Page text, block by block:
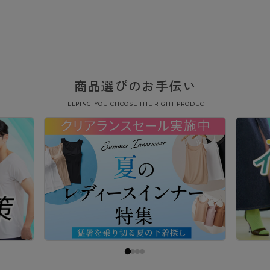
商品選びのお手伝い
HELPING YOU CHOOSE THE RIGHT PRODUCT